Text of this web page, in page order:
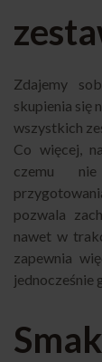
Zdajemy
skupienia się
wszystkich
Co więcej,
czemu
pozwala
nawet w
zapewnia
jednocześnie